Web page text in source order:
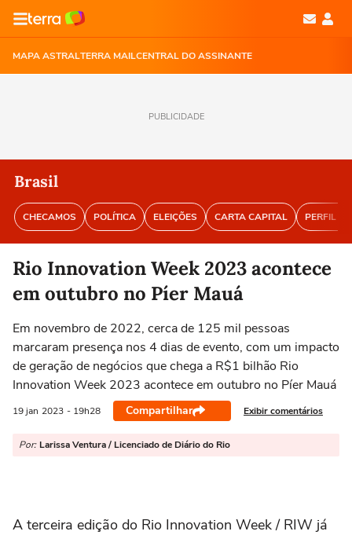
MAPA ASTRALTERRA MAILCENTRAL DO ASSINANTE
PUBLICIDADE
Brasil
CHECAMOS POLÍTICA ELEIÇÕES CARTA CAPITAL PERFIL
Rio Innovation Week 2023 acontece
em outubro no Píer Mauá
Em novembro de 2022, cerca de 125 mil pessoas
marcaram presença nos 4 dias de evento, com um impacto
de geração de negócios que chega a R$1 bilhão Rio
Innovation Week 2023 acontece em outubro no Píer Mauá
19 jan 2023 - 19h28 Compartilhar Exibir comentários
Por: Larissa Ventura / Licenciado de Diário do Rio
A terceira edição do Rio Innovation Week / RIW já